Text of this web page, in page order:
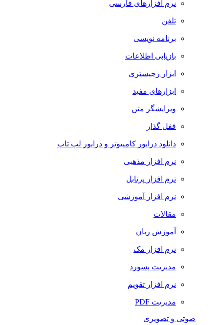
نرم افزارهای فارسی
تلفن
برنامه نویسی
بازیابی اطلاعات
ابزار رجیستری
ابزارهای مفید
ویرایشگر متن
قفل گذار
دانلود درایور کامپیوتر و درایور لپ تاپ
نرم افزار مذهبی
نرم افزار پرتابل
نرم افزار آموزشی
مقالات
آموزش زبان
نرم افزار مک
مدیریت پسورد
نرم افزار تقویم
مدیریت PDF
صوتی و تصویری